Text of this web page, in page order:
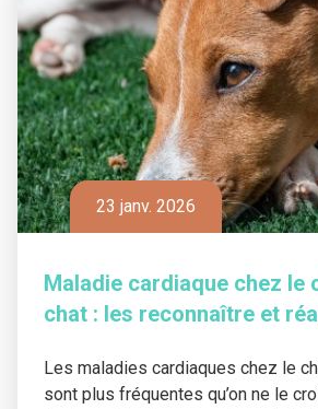
23 janv. 2026
Maladie cardiaque chez le
chat : les reconnaître et
Les maladies cardiaques chez le
sont plus fréquentes qu’on ne le